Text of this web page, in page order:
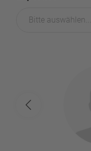
Bitte auswählen...